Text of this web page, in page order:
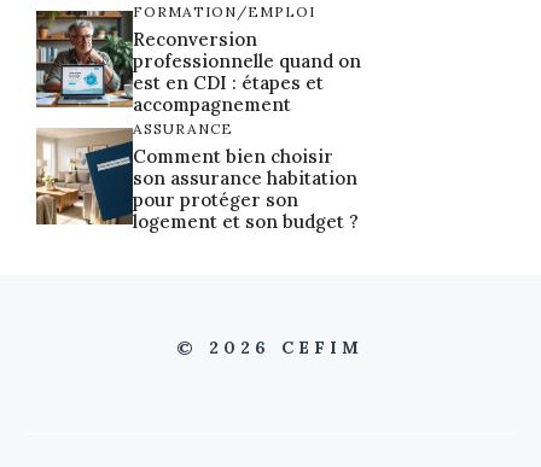
FORMATION/EMPLOI
Reconversion
professionnelle quand on
est en CDI : étapes et
accompagnement
ASSURANCE
Comment bien choisir
son assurance habitation
pour protéger son
logement et son budget ?
© 2026 CEFIM